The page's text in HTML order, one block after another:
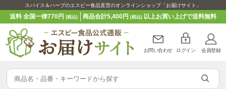
スパイス＆ハーブのエスビー食品直営のオンラインショップ「お届けサイト」
送料 全国一律770円(税込) 商品合計5,400円 (税込)以上お買い上げで送料無料
お問い合わせ ログイン 会員登録